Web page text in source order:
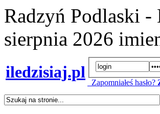
Radzyń Podlaski -
sierpnia 2026
iledzisiaj.pl
Zapomniałeś hasło?